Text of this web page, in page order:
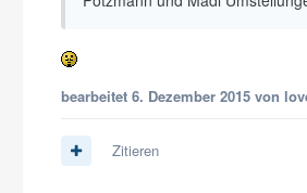
bearbeitet 6. Dezember 2015 von
Zitieren